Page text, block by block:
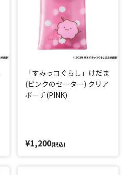
「すみっコぐらし」けだま
(ピンクのセーター) クリア
ポーチ(PINK)
¥1,200(税込)